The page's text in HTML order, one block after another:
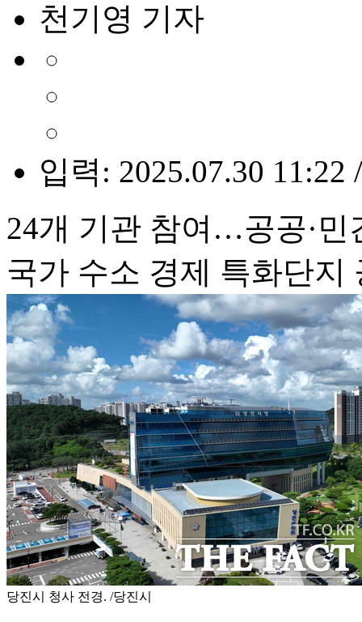
천기영 기자
입력: 2025.07.30 11:22
24개 기관 참여…공공·민
국가 수소 경제 특화단지
당진시 청사 전경. /당진시